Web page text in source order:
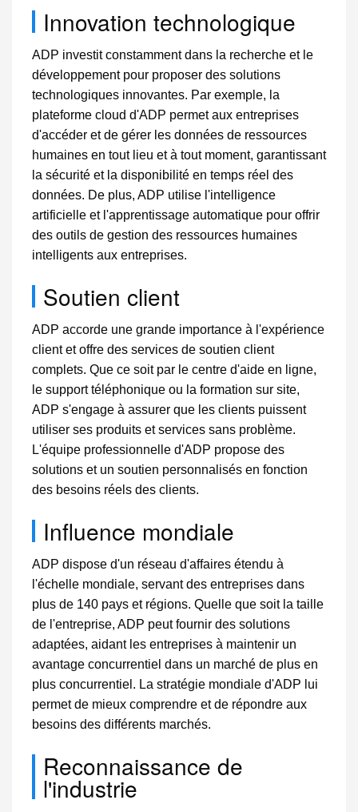
Innovation technologique
ADP investit constamment dans la recherche et le
développement pour proposer des solutions
technologiques innovantes. Par exemple, la
plateforme cloud d'ADP permet aux entreprises
d'accéder et de gérer les données de ressources
humaines en tout lieu et à tout moment, garantissant
la sécurité et la disponibilité en temps réel des
données. De plus, ADP utilise l'intelligence
artificielle et l'apprentissage automatique pour offrir
des outils de gestion des ressources humaines
intelligents aux entreprises.
Soutien client
ADP accorde une grande importance à l'expérience
client et offre des services de soutien client
complets. Que ce soit par le centre d'aide en ligne,
le support téléphonique ou la formation sur site,
ADP s'engage à assurer que les clients puissent
utiliser ses produits et services sans problème.
L'équipe professionnelle d'ADP propose des
solutions et un soutien personnalisés en fonction
des besoins réels des clients.
Influence mondiale
ADP dispose d'un réseau d'affaires étendu à
l'échelle mondiale, servant des entreprises dans
plus de 140 pays et régions. Quelle que soit la taille
de l'entreprise, ADP peut fournir des solutions
adaptées, aidant les entreprises à maintenir un
avantage concurrentiel dans un marché de plus en
plus concurrentiel. La stratégie mondiale d'ADP lui
permet de mieux comprendre et de répondre aux
besoins des différents marchés.
Reconnaissance de
l'industrie